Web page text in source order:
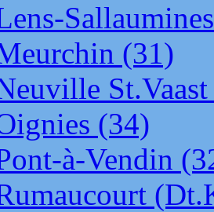
(31)
(34)
à-Vendin